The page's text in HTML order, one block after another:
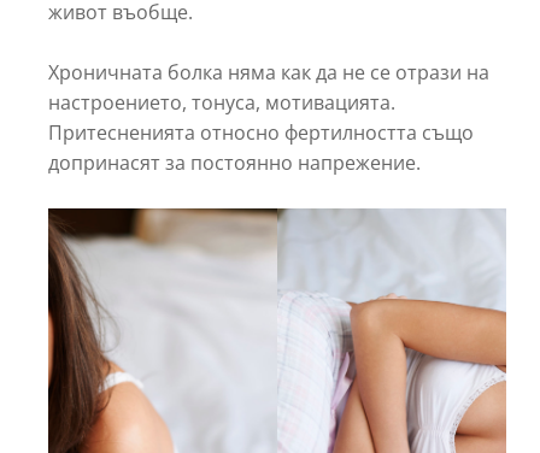
живот въобще.
Хроничната болка няма как да не се отрази на
настроението, тонуса, мотивацията.
Притесненията относно фертилността също
допринасят за постоянно напрежение.